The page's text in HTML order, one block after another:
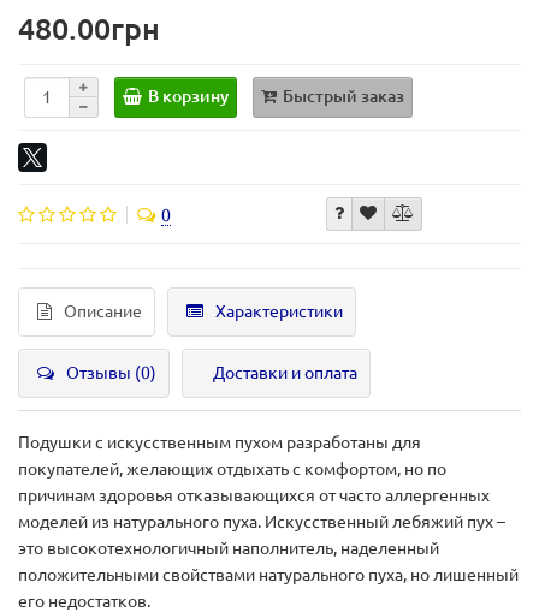
480.00грн
В корзину Быстрый заказ
0
Описание Характеристики
Отзывы (0) Доставки и оплата
Подушки с искусственным пухом разработаны для
покупателей, желающих отдыхать с комфортом, но по
причинам здоровья отказывающихся от часто аллергенных
моделей из натурального пуха. Искусственный лебяжий пух –
это высокотехнологичный наполнитель, наделенный
положительными свойствами натурального пуха, но лишенный
его недостатков.